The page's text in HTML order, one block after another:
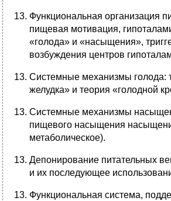
Функциональная организация
пищевая мотивация,
«голода» и «насыщения»,
возбуждения центров
Системные механизмы голода:
желудка» и теория «голодной
Системные механизмы
пищевого насыщения
метаболическое).
Депонирование питательных
и их последующее
Функциональная система,